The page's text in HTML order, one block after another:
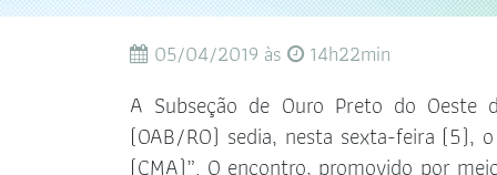
Estatuto
Eleições 2024
OAB Impulsiona
Imprensa
05/04/2019 às 14h22min
A Subseção de Ouro Preto do Oeste
(OAB/RO) sedia, nesta sexta-feira (5),
(CMA)”. O encontro, promovido por